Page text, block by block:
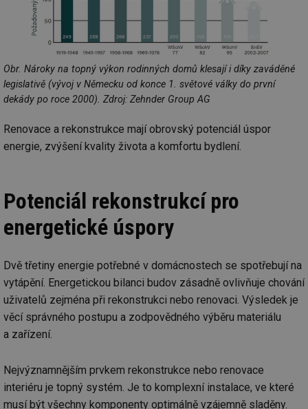
Obr. Nároky na topný výkon rodinných domů klesají i díky zaváděné
legislativě (vývoj v Německu od konce 1. světové války do první
dekády po roce 2000). Zdroj: Zehnder Group AG
Renovace a rekonstrukce mají obrovský potenciál úspor
energie, zvýšení kvality života a komfortu bydlení.
Potenciál rekonstrukcí pro
energetické úspory
Dvě třetiny energie potřebné v domácnostech se spotřebují na
vytápění. Energetickou bilanci budov zásadně ovlivňuje chování
uživatelů zejména při rekonstrukci nebo renovaci. Výsledek je
věcí správného postupu a zodpovědného výběru materiálu
a zařízení.
Nejvýznamnějším prvkem rekonstrukce nebo renovace
interiéru je topný systém. Je to komplexní instalace, ve které
musí být všechny komponenty optimálně vzájemně sladěny.